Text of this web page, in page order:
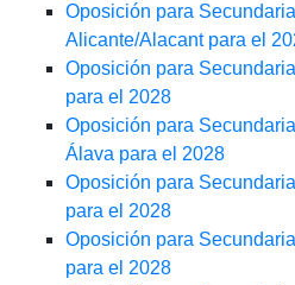
Oposición para
Alicante/Alacant para el
Oposición para
para el 2028
Oposición para
Álava para el 2028
Oposición para
para el 2028
Oposición para
para el 2028